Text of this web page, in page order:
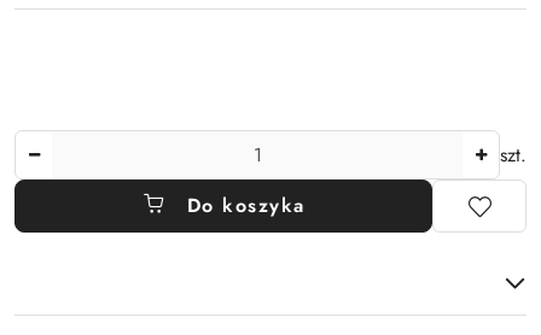
szt.
Do koszyka